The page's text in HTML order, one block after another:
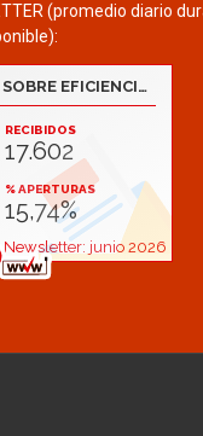
(promedio diario